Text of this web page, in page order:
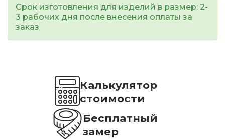
Срок изготовления для изделий в размер: 2-
3 рабочих дня после внесения оплаты за
заказ
Калькулятор
стоимости
Бесплатный
замер